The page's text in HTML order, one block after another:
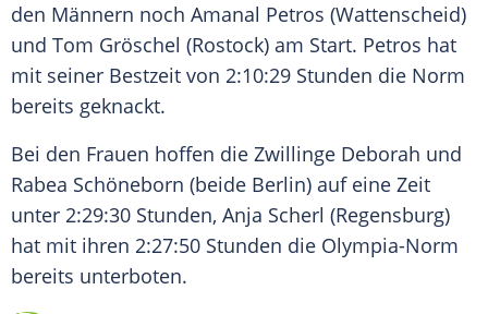
den Männern noch Amanal Petros (Wattenscheid)
und Tom Gröschel (Rostock) am Start. Petros hat
mit seiner Bestzeit von 2:10:29 Stunden die Norm
bereits geknackt.
Bei den Frauen hoffen die Zwillinge Deborah und
Rabea Schöneborn (beide Berlin) auf eine Zeit
unter 2:29:30 Stunden, Anja Scherl (Regensburg)
hat mit ihren 2:27:50 Stunden die Olympia-Norm
bereits unterboten.